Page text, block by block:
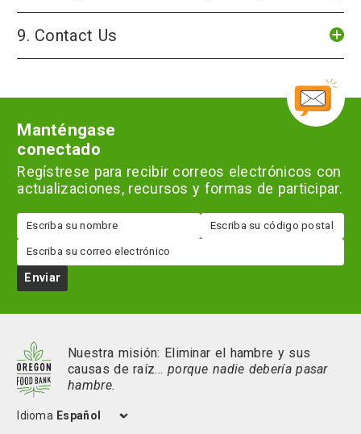
9. Contact Us
Manténgase
conectado
Regístrese para recibir correos electrónicos con
actualizaciones, recursos y formas de participar.
Nombre
Código
postal
Correo
electrónico
Enviar
Nuestra misión: Eliminar el hambre y sus
causas de raíz… porque nadie debería pasar
hambre.
Idioma